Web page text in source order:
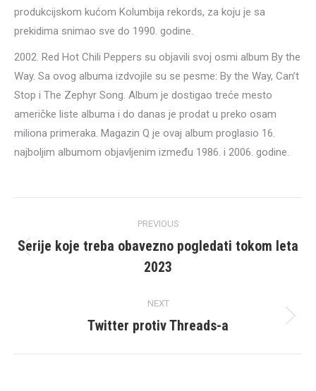
produkcijskom kućom Kolumbija rekords, za koju je sa
prekidima snimao sve do 1990. godine.
2002. Red Hot Chili Peppers su objavili svoj osmi album By the
Way. Sa ovog albuma izdvojile su se pesme: By the Way, Can’t
Stop i The Zephyr Song. Album je dostigao treće mesto
američke liste albuma i do danas je prodat u preko osam
miliona primeraka. Magazin Q je ovaj album proglasio 16.
najboljim albumom objavljenim između 1986. i 2006. godine.
navigation
PREVIOUS
Previous
post:
Serije koje treba obavezno pogledati tokom leta
2023
NEXT
Next
Twitter protiv Threads-a